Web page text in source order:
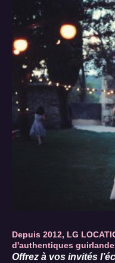
Depuis 2012, LG
d'authentiques
Offrez à vos invités